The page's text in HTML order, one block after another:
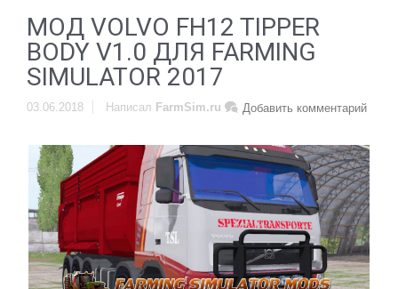
МОД VOLVO FH12 TIPPER
BODY V1.0 ДЛЯ FARMING
SIMULATOR 2017
03.06.2018 Добавить комментарий
Написал FarmSim.ru